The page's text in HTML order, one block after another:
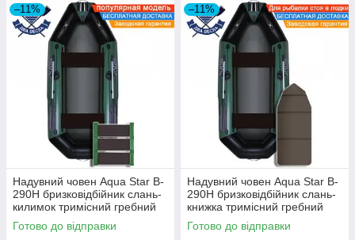
–11%
Надувний човен Aqua Star B-
290Н бризковідбійник слань-
килимок тримісний гребний
човен АкваСтар +комплект д/
якоря на носі, балон 35
Готово до відправки
–11%
Надувний човен Aqua Star B-
290Н бризковідбійник слань-
книжка тримісний гребний
човен АкваСтар + комплект д/
якоря на носі, балон 35
Готово до відправки